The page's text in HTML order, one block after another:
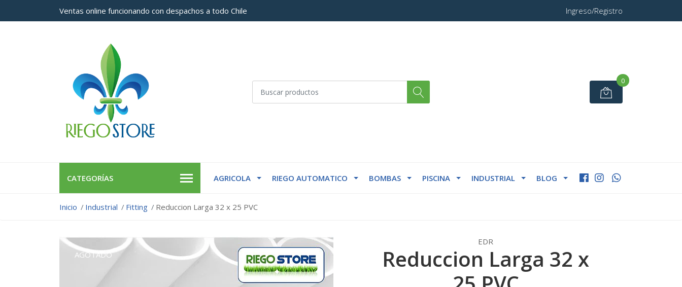
Ventas online funcionando con despachos a todo Chile Ingreso/Registro
0
CATEGORÍAS AGRICOLA RIEGO AUTOMATICO BOMBAS PISCINA INDUSTRIAL BLOG
Inicio Industrial Fitting Reduccion Larga 32 x 25 PVC
AGOTADO
EDR
Reduccion Larga 32 x